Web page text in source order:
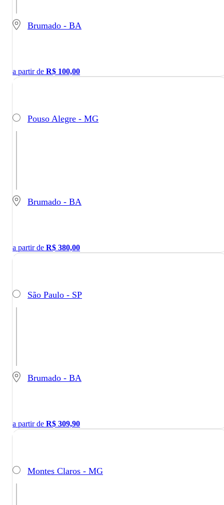
Brumado - BA
a partir de R$ 100,00
Pouso Alegre - MG
Brumado - BA
a partir de R$ 380,00
São Paulo - SP
Brumado - BA
a partir de R$ 309,90
Montes Claros - MG